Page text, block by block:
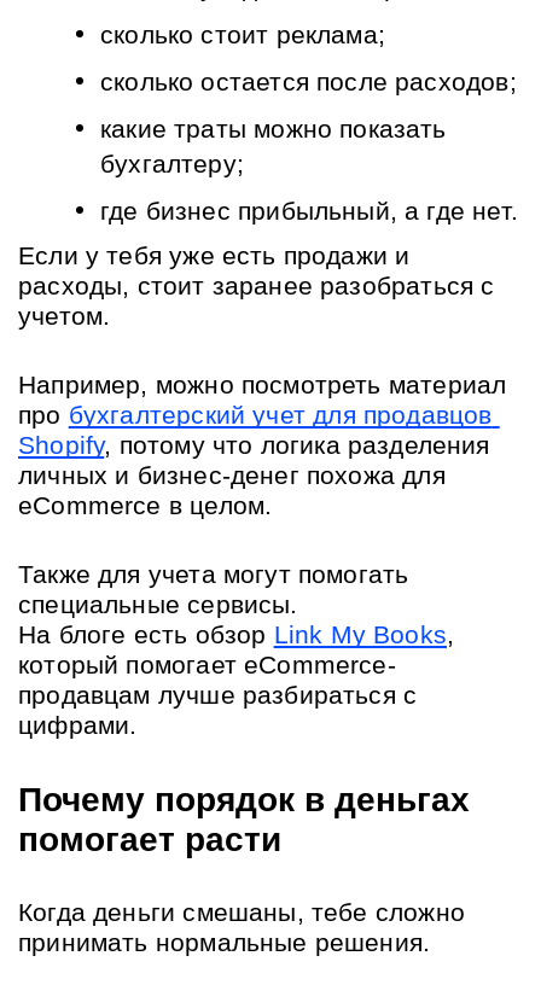
сколько стоит реклама;
сколько остается после расходов;
какие траты можно показать
бухгалтеру;
где бизнес прибыльный, а где нет.
Если у тебя уже есть продажи и
расходы, стоит заранее разобраться с
учетом.
Например, можно посмотреть материал
про бухгалтерский учет для продавцов
Shopify, потому что логика разделения
личных и бизнес-денег похожа для
eCommerce в целом.
Также для учета могут помогать
специальные сервисы.
На блоге есть обзор Link My Books,
который помогает eCommerce-
продавцам лучше разбираться с
цифрами.
Почему порядок в деньгах
помогает расти
Когда деньги смешаны, тебе сложно
принимать нормальные решения.